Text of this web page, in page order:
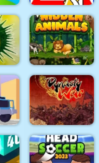
Road Painting 3D
Hidden Animals